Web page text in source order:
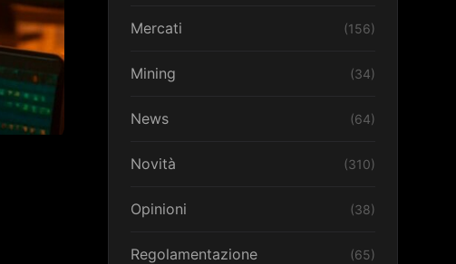
Mercati (156)
Mining (34)
News (64)
Novità (310)
Opinioni (38)
Regolamentazione (65)